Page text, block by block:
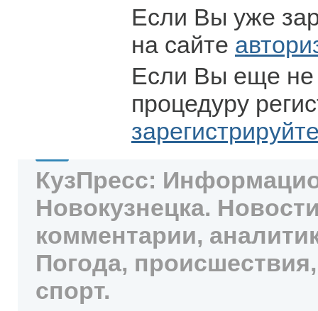
Если Вы уже
на сайте
Если Вы еще не
процедуру
КузПресс:
Новокузнецка.
комментарии,
Погода,
спорт.